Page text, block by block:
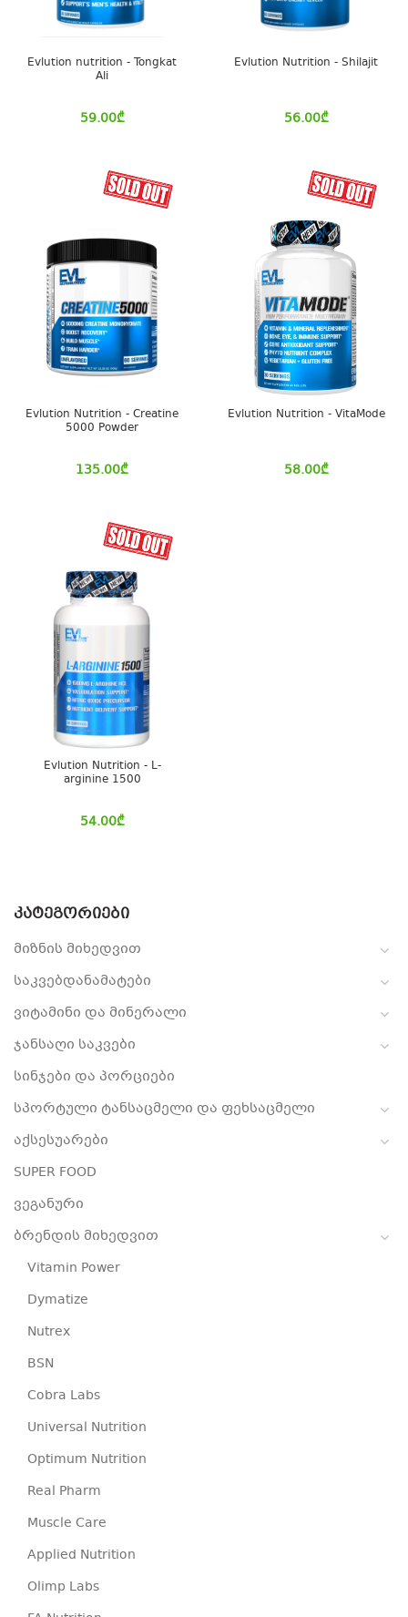
ᲙᲐᲢᲔᲒᲝᲠᲘᲔᲑᲘ
მიზნის მიხედვით
საკვებდანამატები
ვიტამინი და მინერალი
ჯანსაღი საკვები
სინჯები და პორციები
სპორტული ტანსაცმელი და ფეხსაცმელი
აქსესუარები
SUPER FOOD
ვეგანური
ბრენდის მიხედვით
Vitamin Power
Dymatize
Nutrex
BSN
Cobra Labs
Universal Nutrition
Optimum Nutrition
Real Pharm
Muscle Care
Applied Nutrition
Olimp Labs
Evlution nutrition - Tongkat
Ali
59.00₾
Evlution Nutrition - Shilajit
56.00₾
Evlution Nutrition - Creatine
5000 Powder
135.00₾
Evlution Nutrition - VitaMode
58.00₾
Evlution Nutrition - L-
arginine 1500
54.00₾